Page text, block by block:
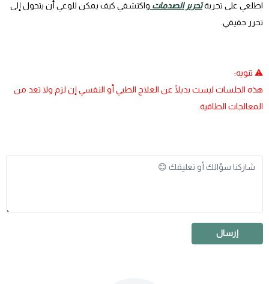
اطلعي على تجربةتحرير الصدمات واكتشفي كيف يمكن للوعي أن يتحول إلى
تحرر حقيقي.
⚠️ تنويه:
هذه الجلسات ليست بديلًا عن العلاج الطبي أو النفسي إن لزم ولا تعد من
المعالجات الطاقية.
إرسال